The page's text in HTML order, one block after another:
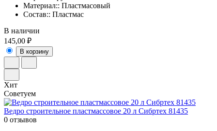
Материал:: Пластмасовый
Состав:: Пластмас
В наличии
145,00 ₽
В корзину
Хит
Советуем
Ведро строительное пластмассовое 20 л Сибртех 81435
0 отзывов